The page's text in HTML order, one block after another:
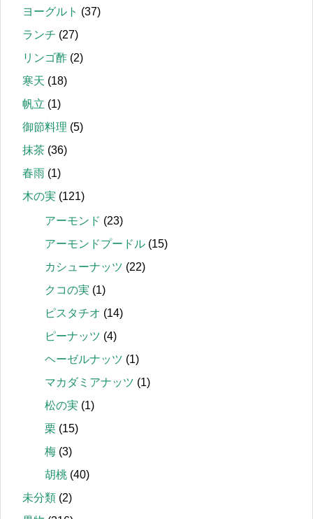
ヨーグルト (37)
ランチ (27)
リンゴ酢 (2)
寒天 (18)
帆立 (1)
御節料理 (5)
抹茶 (36)
春雨 (1)
木の実 (121)
アーモンド (23)
アーモンドプードル (15)
カシューナッツ (22)
クコの実 (1)
ピスタチオ (14)
ピーナッツ (4)
ヘーゼルナッツ (1)
マカダミアナッツ (1)
松の実 (1)
栗 (15)
梅 (3)
胡桃 (40)
未分類 (2)